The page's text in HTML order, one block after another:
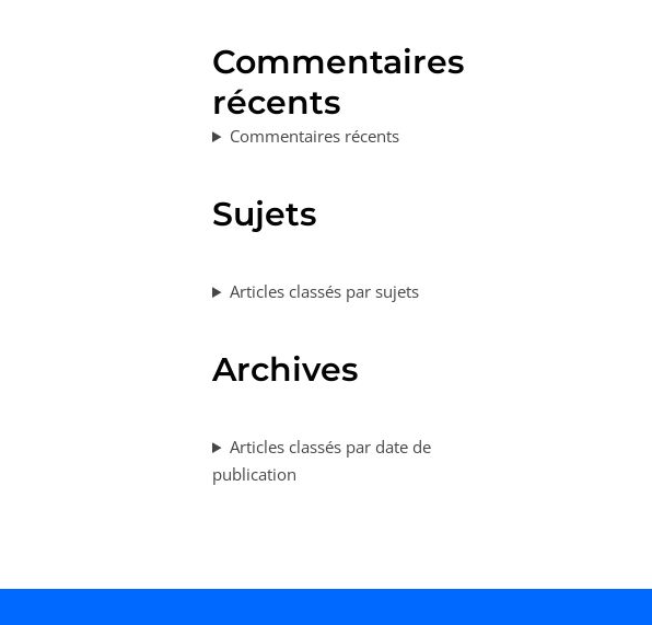
Commentaires
récents
Commentaires récents
Sujets
Articles classés par sujets
Archives
Articles classés par date de
publication